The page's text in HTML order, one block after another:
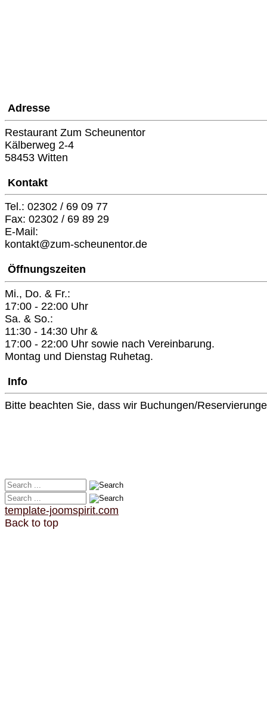
Adresse
Restaurant Zum Scheunentor
Kälberweg 2-4
58453 Witten
Kontakt
Tel.: 02302 / 69 09 77
Fax: 02302 / 69 89 29
E-Mail:
kontakt@zum-scheunentor.de
Öffnungszeiten
Mi., Do. & Fr.:
17:00 - 22:00 Uhr
Sa. & So.:
11:30 - 14:30 Uhr &
17:00 - 22:00 Uhr sowie nach Vereinbarung.
Montag und Dienstag Ruhetag.
Info
Bitte beachten Sie, dass wir Buchungen/
template-joomspirit.com
Back to top